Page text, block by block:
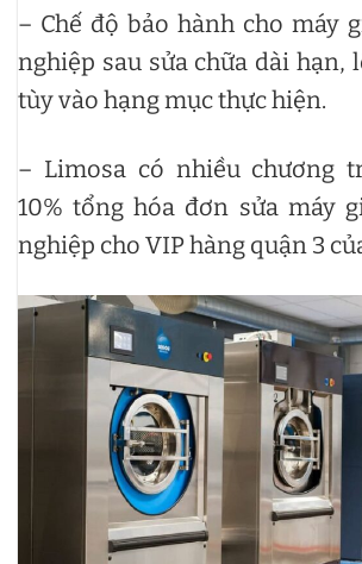
– Chế độ bảo hành cho máy
nghiệp sau sửa chữa dài hạn,
tùy vào hạng mục thực hiện.
– Limosa có nhiều chương
10% tổng hóa đơn sửa máy
nghiệp cho VIP hàng quận 3